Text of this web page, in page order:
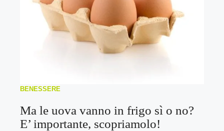
BENESSERE
Ma le uova vanno in frigo sì o no?
E’ importante, scopriamolo!